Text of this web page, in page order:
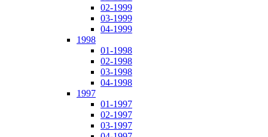
02-1999
03-1999
04-1999
1998
01-1998
02-1998
03-1998
04-1998
1997
01-1997
02-1997
03-1997